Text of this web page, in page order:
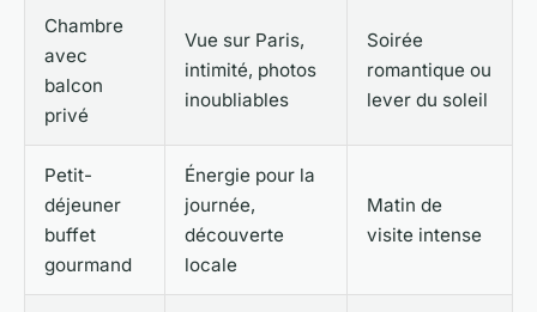
Chambre
avec
balcon
privé
Vue sur Paris,
intimité, photos
inoubliables
Soirée
romantique ou
lever du soleil
Petit-
déjeuner
buffet
gourmand
Énergie pour la
journée,
découverte
locale
Matin de
visite intense